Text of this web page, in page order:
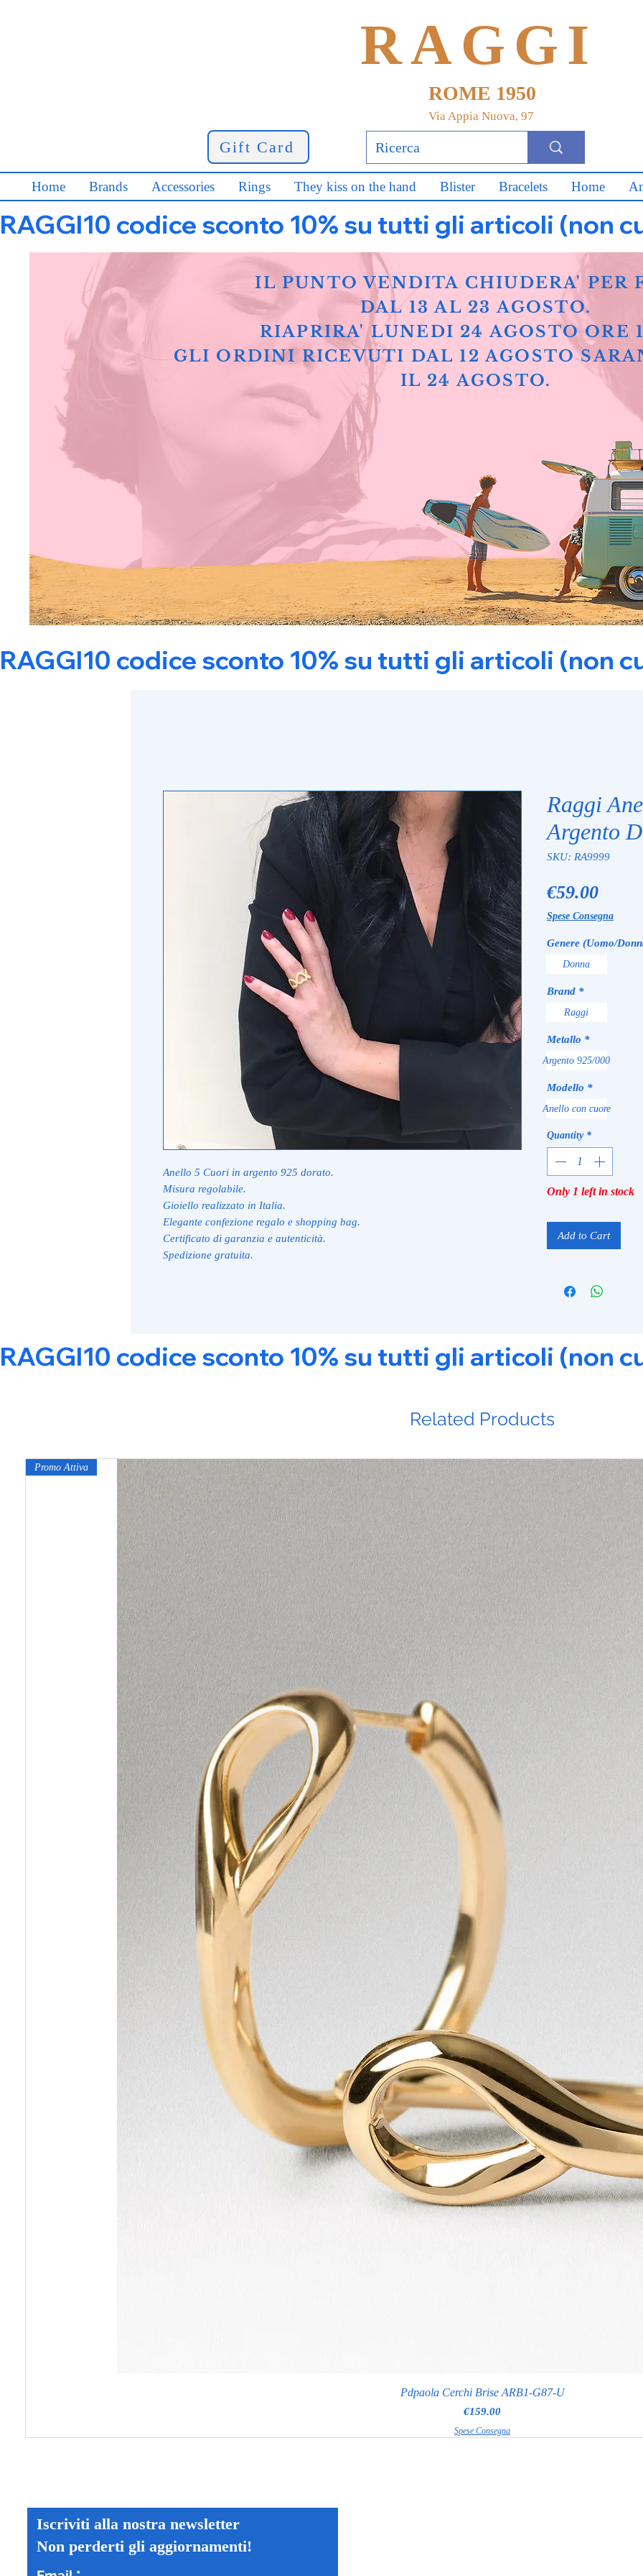
RAGGI
ROME 1950
Via Appia Nuova, 97
Gift Card
Home Brands Accessories Rings They kiss on the hand Blister Bracelets Home
RAGGI10 codice sconto 10% su tutti gli articoli (non
IL PUNTO VENDITA CHIUDERA' PER
DAL 13 AL 23 AGOSTO.
RIAPRIRA' LUNEDI 24 AGOSTO ORE
GLI ORDINI RICEVUTI DAL 12 AGOSTO
IL 24 AGOSTO.
RAGGI10 codice sconto 10% su tutti gli articoli (non
Anello 5 Cuori in argento 925 dorato.
Misura regolabile.
Gioiello realizzato in Italia.
Elegante confezione regalo e shopping bag.
Certificato di garanzia e autenticità.
Spedizione gratuita.
Raggi
Argento
SKU: RA9999
€59.00Price
Spese Consegna
Genere (Uomo/
Donna
Brand *
Raggi
Metallo *
Argento 925/000
Modello *
Anello con cuore
Quantity *
Only 1 left in stock
Add to Cart
RAGGI10 codice sconto 10% su tutti gli articoli (non
Related Products
Promo Attiva
Pdpaola Cerchi Brise ARB1-G87-U
Price
€159.00
Spese Consegna
Iscriviti alla nostra newsletter
Non perderti gli aggiornamenti!